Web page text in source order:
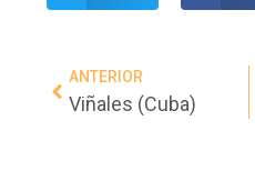
ANTERIOR
Viñales (Cuba)